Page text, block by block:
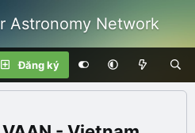
Astronomy Network
Đăng ký